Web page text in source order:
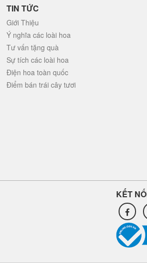
TIN TỨC
Giới Thiệu
Ý nghĩa các loài hoa
Tư vấn tặng quà
Sự tích các loài hoa
Điện hoa toàn quốc
Điểm bán trái cây tươi
KẾT